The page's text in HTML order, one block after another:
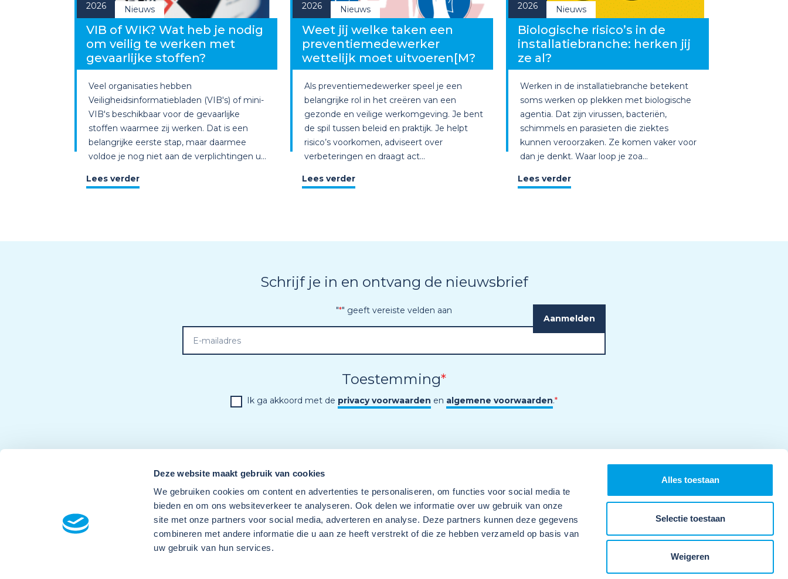
Deze website maakt gebruik van cookies
We gebruiken cookies om content en advertenties te personaliseren, om functies voor social media te
bieden en om ons websiteverkeer te analyseren. Ook delen we informatie over uw gebruik van onze
site met onze partners voor social media, adverteren en analyse. Deze partners kunnen deze gegevens
combineren met andere informatie die u aan ze heeft verstrekt of die ze hebben verzameld op basis van
uw gebruik van hun services.
Alles toestaan
Selectie toestaan
Weigeren
2026
Nieuws
VIB of WIK? Wat heb je nodig
om veilig te werken met
gevaarlijke stoffen?
Veel organisaties hebben
Veiligheidsinformatiebladen (VIB's) of mini-
VIB's beschikbaar voor de gevaarlijke
stoffen waarmee zij werken. Dat is een
belangrijke eerste stap, maar daarmee
voldoe je nog niet aan de verplichtingen u...
Lees verder
2026
Nieuws
Weet jij welke taken een
preventiemedewerker
wettelijk moet uitvoeren[M?
Als preventiemedewerker speel je een
belangrijke rol in het creëren van een
gezonde en veilige werkomgeving. Je bent
de spil tussen beleid en praktijk. Je helpt
risico’s voorkomen, adviseert over
verbeteringen en draagt act...
Lees verder
2026
Nieuws
Biologische risico’s in de
installatiebranche: herken jij
ze al?
Werken in de installatiebranche betekent
soms werken op plekken met biologische
agentia. Dat zijn virussen, bacteriën,
schimmels en parasieten die ziektes
kunnen veroorzaken. Ze komen vaker voor
dan je denkt. Waar loop je zoa...
Lees verder
Schrijf je in en ontvang de nieuwsbrief
"*" geeft vereiste velden aan
Toestemming*
Ik ga akkoord met de privacy voorwaarden en algemene voorwaarden.*